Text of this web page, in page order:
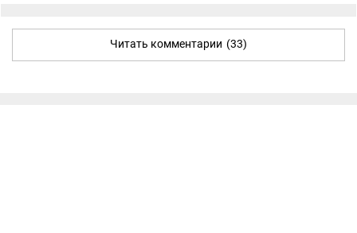
Читать комментарии (33)